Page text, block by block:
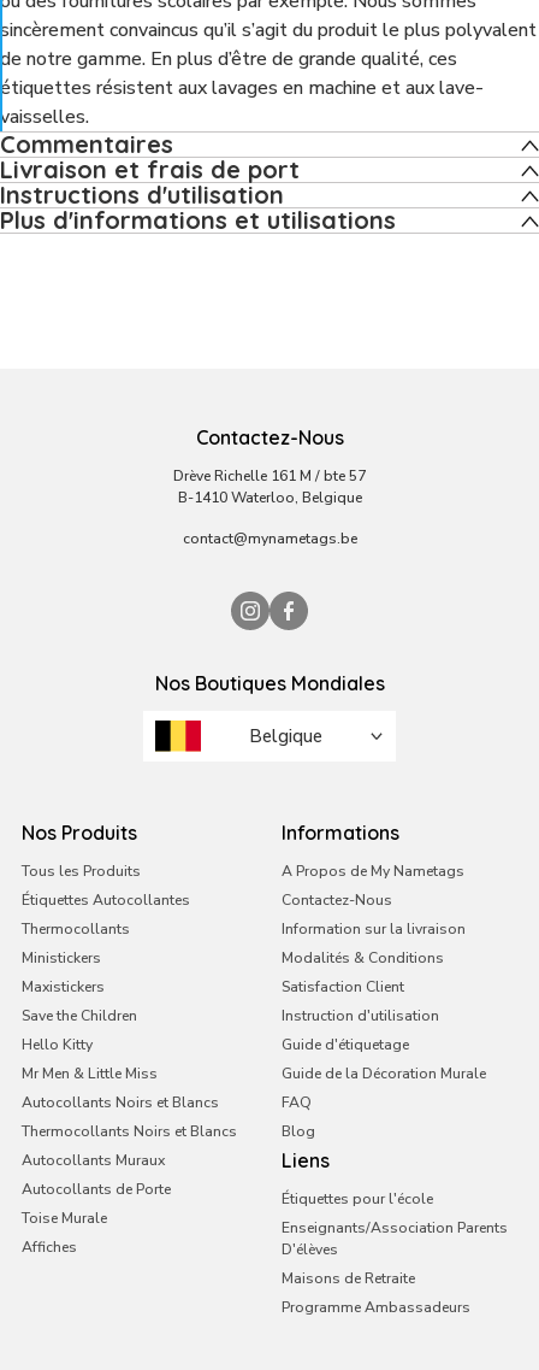
sincèrement convaincus qu’il s’agit du produit le plus polyvalent
de notre gamme. En plus d’être de grande qualité, ces
étiquettes résistent aux lavages en machine et aux lave-
vaisselles.
Commentaires
Livraison et frais de port
Instructions d'utilisation
Plus d'informations et utilisations
Contactez-Nous
Drève Richelle 161 M / bte 57
B-1410 Waterloo, Belgique
contact@mynametags.be
Nos Boutiques Mondiales
Belgique
Émirats arabes unis
Arabie saoudite
Royaume-Uni
Nos Produits
Tous les Produits
Étiquettes Autocollantes
Thermocollants
Ministickers
Maxistickers
Save the Children
Hello Kitty
Mr Men & Little Miss
Autocollants Noirs et Blancs
Thermocollants Noirs et Blancs
Autocollants Muraux
Autocollants de Porte
Toise Murale
Affiches
Informations
A Propos de My Nametags
Contactez-Nous
Information sur la livraison
Modalités & Conditions
Satisfaction Client
Instruction d'utilisation
Guide d'étiquetage
Guide de la Décoration Murale
FAQ
Blog
Liens
Étiquettes pour l'école
Enseignants/Association Parents
D'élèves
Maisons de Retraite
Programme Ambassadeurs